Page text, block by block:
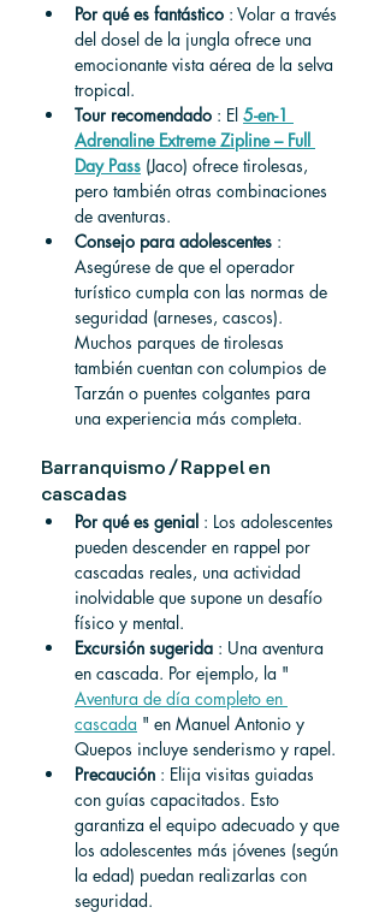
Por qué es fantástico : Volar a través
del dosel de la jungla ofrece una
emocionante vista aérea de la selva
tropical.
Tour recomendado : El 5-en-1
Adrenaline Extreme Zipline – Full
Day Pass (Jaco) ofrece tirolesas,
pero también otras combinaciones
de aventuras.
Consejo para adolescentes :
Asegúrese de que el operador
turístico cumpla con las normas de
seguridad (arneses, cascos).
Muchos parques de tirolesas
también cuentan con columpios de
Tarzán o puentes colgantes para
una experiencia más completa.
Barranquismo / Rappel en
cascadas
Por qué es genial : Los adolescentes
pueden descender en rappel por
cascadas reales, una actividad
inolvidable que supone un desafío
físico y mental.
Excursión sugerida : Una aventura
en cascada. Por ejemplo, la "
Aventura de día completo en
cascada " en Manuel Antonio y
Quepos incluye senderismo y rapel.
Precaución : Elija visitas guiadas
con guías capacitados. Esto
garantiza el equipo adecuado y que
los adolescentes más jóvenes (según
la edad) puedan realizarlas con
seguridad.